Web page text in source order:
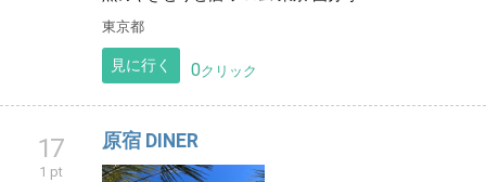
東京都
見に行く 0クリック
17
1 pt
原宿 DINER